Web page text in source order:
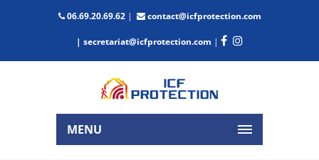
06.69.20.69.62| contact@icfprotection.com
| secretariat@icfprotection.com |
MENU